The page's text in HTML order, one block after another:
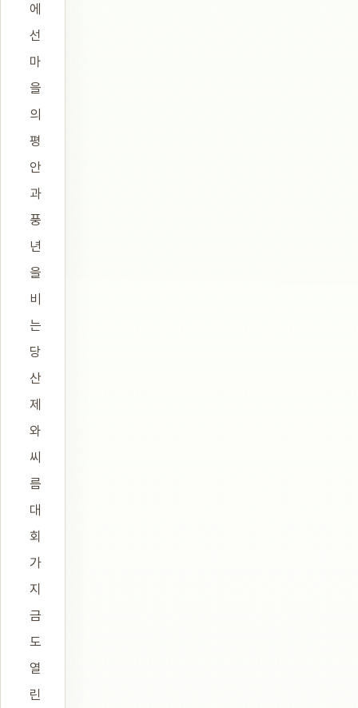
에
선
마
을
의
평
안
과
풍
년
을
비
는
당
산
제
와
씨
름
대
회
가
지
금
도
열
린